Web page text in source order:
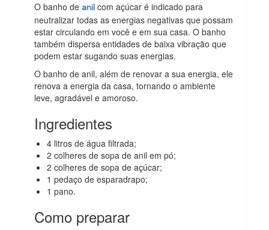
O banho de anil com açúcar é indicado para
neutralizar todas as energias negativas que possam
estar circulando em você e em sua casa. O banho
também dispersa entidades de baixa vibração que
podem estar sugando suas energias.
O banho de anil, além de renovar a sua energia, ele
renova a energia da casa, tornando o ambiente
leve, agradável e amoroso.
Ingredientes
4 litros de água filtrada;
2 colheres de sopa de anil em pó;
2 colheres de sopa de açúcar;
1 pedaço de esparadrapo;
1 pano.
Como preparar